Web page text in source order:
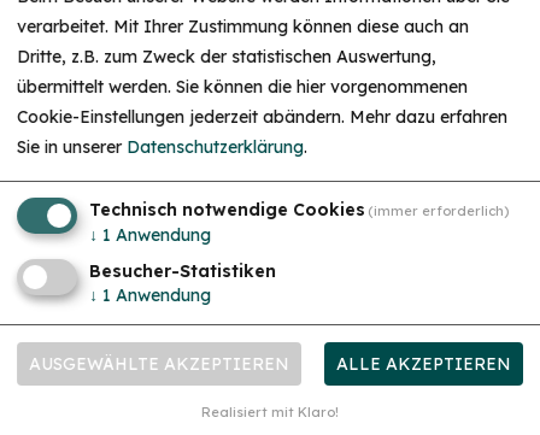
HINWEIS
Christkind & Engel gesucht!
Wir suchen dich als Christkind oder Engel. Hast
du Lust das Gesicht der Treuchtlinger
Lächeln ins Gesicht zu zaubern und Freude und
Herzlichkeit auszustrahlen? Dann melde dich
gerne bei uns!...mehr
verarbeitet. Mit Ihrer Zustimmung können diese auch an
Dritte, z.B. zum Zweck der statistischen Auswertung,
übermittelt werden. Sie können die hier vorgenommenen
Cookie-Einstellungen jederzeit abändern. Mehr dazu erfahren
Sie in unserer Datenschutzerklärung.
Technisch notwendige Cookies (immer erforderlich)
↓ 1 Anwendung
Besucher-Statistiken
↓ 1 Anwendung
AUSGEWÄHLTE AKZEPTIEREN ALLE AKZEPTIEREN
Realisiert mit Klaro!